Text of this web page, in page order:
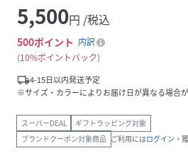
5,500円 /税込
500ポイント 内訳
10%ポイントバック
local_shipping4-15日以内発送予定
※サイズ・カラーによりお届け日が異なる場合が
スーパーDEAL
ギフトラッピング対象
ブランドクーポン対象商品 ご利用にはログイン ・